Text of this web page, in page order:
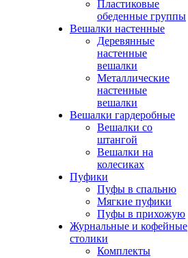
Пластиковые
обеденные группы
Вешалки настенные
Деревянные
настенные
вешалки
Металлические
настенные
вешалки
Вешалки гардеробные
Вешалки со
штангой
Вешалки на
колесиках
Пуфики
Пуфы в спальню
Мягкие пуфики
Пуфы в прихожую
Журнальные и кофейные
столики
Комплекты